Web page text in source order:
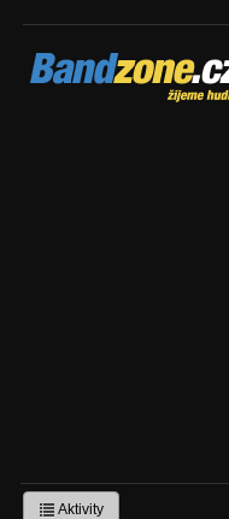
Bandzone.cz
žijeme hudbou
Aktivity